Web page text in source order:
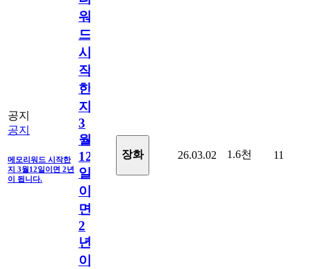
공지
공지
메모리워드 시작한
지 3월12일이면 2년
이 됩니다.
워
드
시
작
한
지
3
월
12
일
이
면
2
년
이
장화 26.03.02 1.6천 11